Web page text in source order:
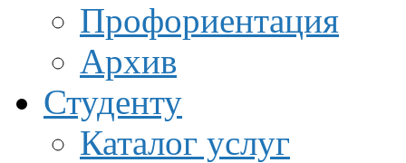
Профориентация
Архив
Студенту
Каталог услуг